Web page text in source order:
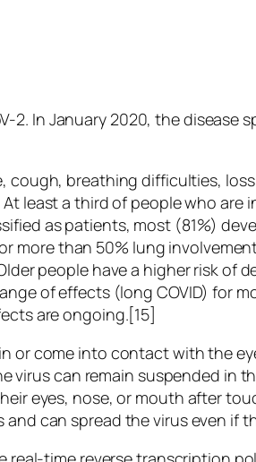
In January 2020, the disease
cough, breathing difficulties,
least a third of people who
as patients, most (81%)
more than 50% lung
people have a higher risk of
of effects (long COVID) for
are ongoing.[15]
or come into contact with the
can remain suspended in
eyes, nose, or mouth after
can spread the virus even if